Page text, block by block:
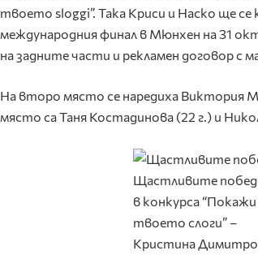
твоето sloggi”. Така Криси и Наско ще
международния финал в Мюнхен на 31
на задните части и рекламен договор с
На второ място се наредиха Виктория
място са Таня Костадинова (22 г.) и
Щастливите
в конкурса
твоето слоги” –
Кристина